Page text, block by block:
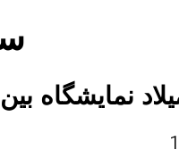
نمایشگاه بین